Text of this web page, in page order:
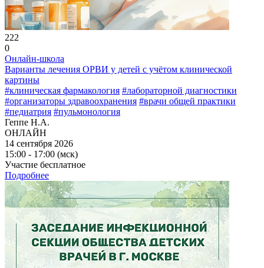
222
0
Онлайн-школа
Варианты лечения ОРВИ у детей с учётом клинической
картины
#клиническая фармакология #лабораторной диагностики
#организаторы здравоохранения #врачи общей практики
#педиатрия #пульмонология
Геппе Н.А.
ОНЛАЙН
14 сентября 2026
15:00 - 17:00 (мск)
Участие бесплатное
Подробнее